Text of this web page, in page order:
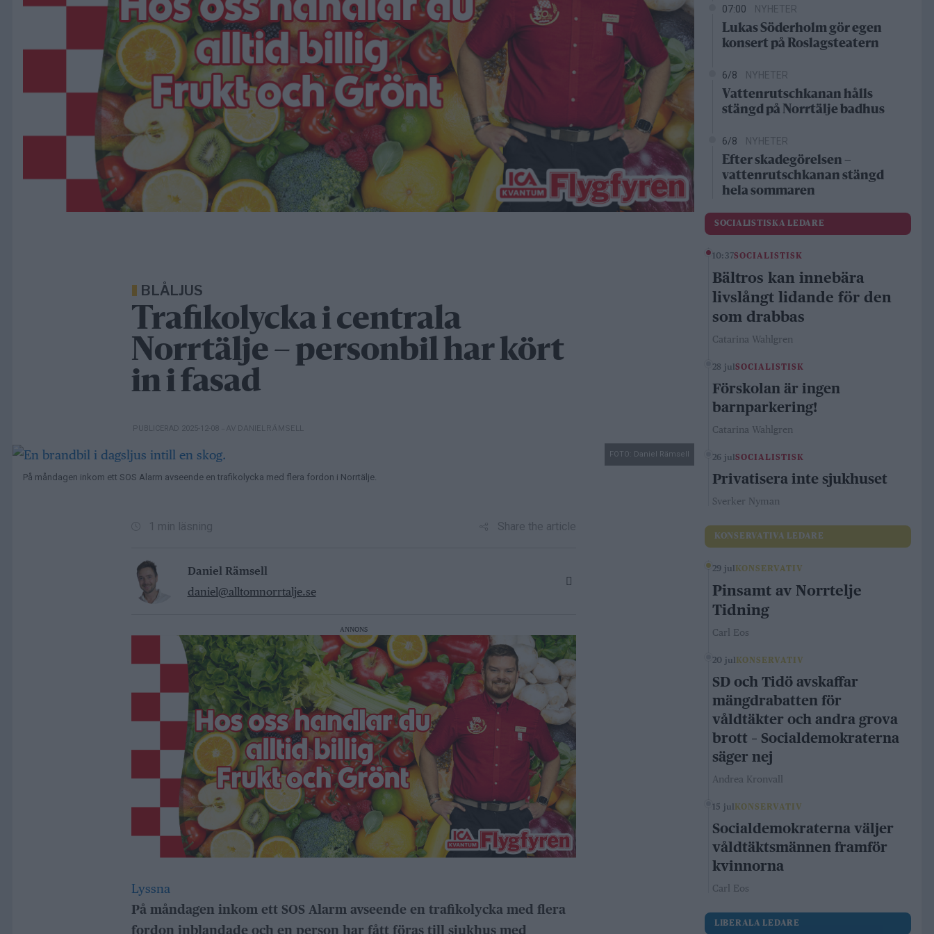
BLÅLJUS
Trafikolycka i centrala
Norrtälje – personbil har kört
in i fasad
PUBLICERAD 2025-12-08 – AV DANIEL RÄMSELL
FOTO: Daniel Rämsell
På måndagen inkom ett SOS Alarm avseende en trafikolycka med flera fordon i Norrtälje.
1 min läsning Share the article
Daniel Rämsell
daniel@alltomnorrtalje.se
ANNONS
Lyssna
På måndagen inkom ett SOS Alarm avseende en trafikolycka med flera
fordon inblandade och en person har fått föras till sjukhus med
07:00 NYHETER
Lukas Söderholm gör egen
konsert på Roslagsteatern
6/8 NYHETER
Vattenrutschkanan hålls
stängd på Norrtälje badhus
6/8 NYHETER
Efter skadegörelsen –
vattenrutschkanan stängd
hela sommaren
SOCIALISTISKA LEDARE
10:37SOCIALISTISK
Bältros kan innebära
livslångt lidande för den
som drabbas
Catarina Wahlgren
28 julSOCIALISTISK
Förskolan är ingen
barnparkering!
Catarina Wahlgren
26 julSOCIALISTISK
Privatisera inte sjukhuset
Sverker Nyman
KONSERVATIVA LEDARE
29 jul KONSERVATIV
Pinsamt av Norrtelje
Tidning
Carl Eos
20 jul KONSERVATIV
SD och Tidö avskaffar
mängdrabatten för
våldtäkter och andra grova
brott – Socialdemokraterna
säger nej
Andrea Kronvall
15 jul KONSERVATIV
Socialdemokraterna väljer
våldtäktsmännen framför
kvinnorna
Carl Eos
LIBERALA LEDARE